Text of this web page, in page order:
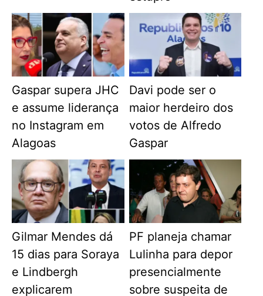
Gaspar supera JHC
e assume liderança
no Instagram em
Alagoas
Davi pode ser o
maior herdeiro dos
votos de Alfredo
Gaspar
Gilmar Mendes dá
15 dias para Soraya
e Lindbergh
explicarem
PF planeja chamar
Lulinha para depor
presencialmente
sobre suspeita de